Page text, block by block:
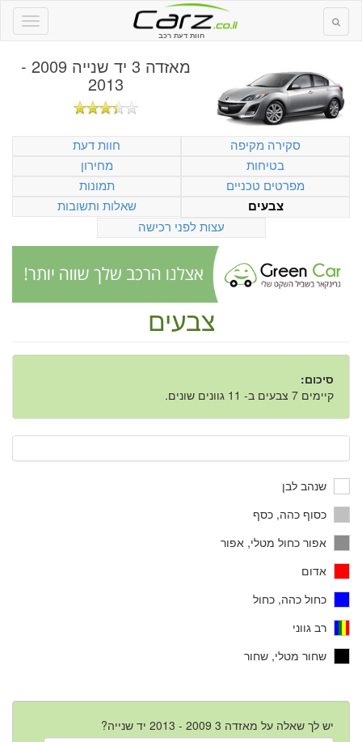
חוות דעת רכב
מאזדה 3 יד שנייה 2009 -
2013
סקירה מקיפה
חוות דעת
בטיחות
מחירון
מפרטים טכניים
תמונות
צבעים
שאלות ותשובות
עצות לפני רכישה
צבעים
סיכום:
קיימים 7 צבעים ב- 11 גוונים שונים.
שנהב לבן
כסוף כהה, כסף
אפור כחול מטלי, אפור
אדום
כחול כהה, כחול
רב גווני
שחור מטלי, שחור
יש לך שאלה על מאזדה 3 2009 - 2013 יד שנייה?